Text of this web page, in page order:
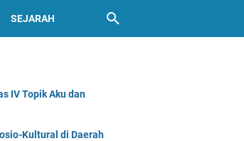
SEJARAH
IV Topik Aku dan
Kultural di Daerah